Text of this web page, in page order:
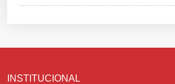
INSTITUCIONAL